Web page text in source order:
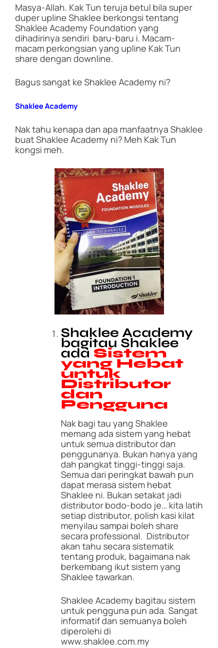
b
o
o
k
A
p
p
a
m
Li
e
Masya-Allah. Kak Tun teruja betul bila super
duper upline Shaklee berkongsi tentang
Shaklee Academy Foundation yang
dihadirinya sendiri baru-baru i. Macam-
macam perkongsian yang upline Kak Tun
share dengan downline.
Bagus sangat ke Shaklee Academy ni?
Shaklee Academy
Nak tahu kenapa dan apa manfaatnya Shaklee
buat Shaklee Academy ni? Meh Kak Tun
kongsi meh.
Shaklee Academy
bagitau Shaklee
ada Sistem
yang Hebat
untuk
Distributor
dan
Pengguna
Nak bagi tau yang Shaklee
memang ada sistem yang hebat
untuk semua distributor dan
penggunanya. Bukan hanya yang
dah pangkat tinggi-tinggi saja.
Semua dari peringkat bawah pun
dapat merasa sistem hebat
Shaklee ni. Bukan setakat jadi
distributor bodo-bodo je… kita latih
setiap distributor, polish kasi kilat
menyilau sampai boleh share
secara professional. Distributor
akan tahu secara sistematik
tentang produk, bagaimana nak
berkembang ikut sistem yang
Shaklee tawarkan.
Shaklee Academy bagitau sistem
untuk pengguna pun ada. Sangat
informatif dan semuanya boleh
diperolehi di
www.shaklee.com.my